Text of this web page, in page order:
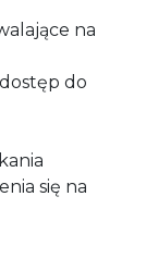
na
do
się na